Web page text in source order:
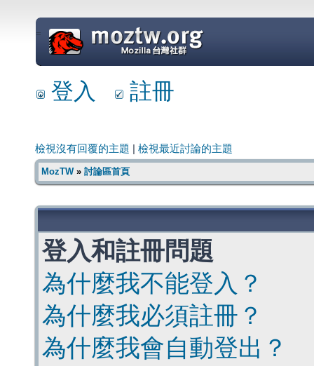
=
登入 註冊
檢視沒有回覆的主題 檢視最近討論的主題
MozTW» 討論區首頁
登入和註冊問題
為什麼我不能登入？
為什麼我必須註冊？
為什麼我會自動登出？